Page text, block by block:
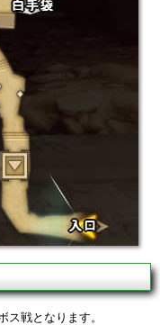
ス戦となります。